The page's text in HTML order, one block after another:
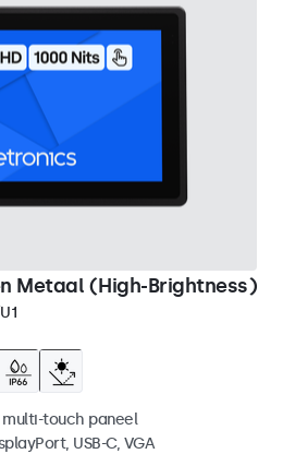
Metaal (High-Brightness)
multi-touch paneel
USB-C, VGA